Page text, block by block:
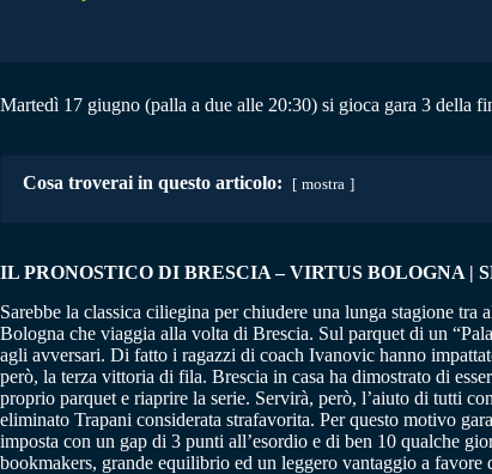
Martedì 17 giugno (palla a due alle 20:30) si gioca gara 3 della
Cosa troverai in questo articolo: mostra
IL PRONOSTICO DI BRESCIA – VIRTUS BOLOGNA |
Sarebbe la classica ciliegina per chiudere una lunga stagione
Bologna che viaggia alla volta di Brescia. Sul parquet di un
agli avversari. Di fatto i ragazzi di coach Ivanovic hanno
però, la terza vittoria di fila. Brescia in casa ha dimostrato di
proprio parquet e riaprire la serie. Servirà, però, l’aiuto di tutti
eliminato Trapani considerata strafavorita. Per questo motivo
imposta con un gap di 3 punti all’esordio e di ben 10 qualche
bookmakers, grande equilibrio ed un leggero vantaggio a favore